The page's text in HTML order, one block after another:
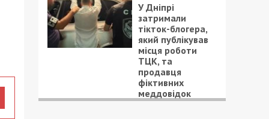
У Дніпрі
затримали
тікток-блогера,
який публікував
місця роботи
ТЦК, та
продавця
фіктивних
меддовідок